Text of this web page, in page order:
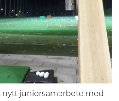
nytt juniorsamarbete med